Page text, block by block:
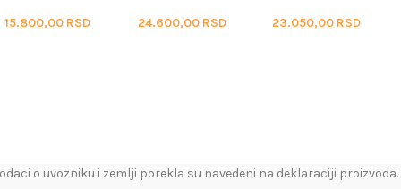
15.800,00 RSD 24.600,00 RSD 23.050,00 RSD
o uvozniku i zemlji porekla su navedeni na deklaraciji proizvoda.